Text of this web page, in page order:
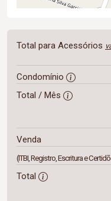
Total para Acessórios
Condomínio
Total / Mês
Venda
(ITBI, Registro, Escritura e
Total